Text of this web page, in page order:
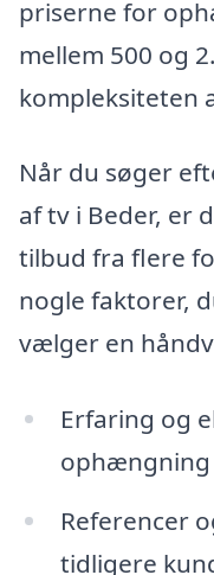
priserne for
mellem 500 og
kompleksiteten
Når du søger
af tv i Beder, er
tilbud fra flere
nogle faktorer,
vælger en
Erfaring og
ophængning
Referencer
tidligere